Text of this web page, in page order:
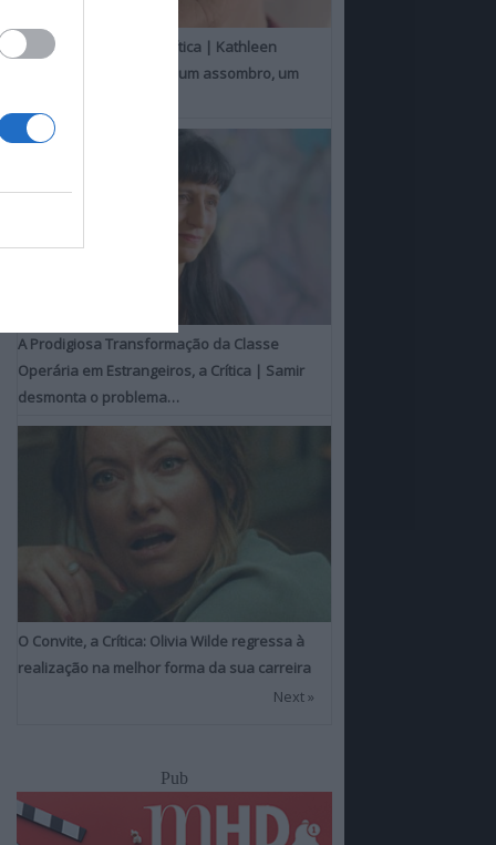
Um Toque Familiar, a Crítica | Kathleen
Chalfant é um espanto, um assombro, um
A Prodigiosa Transformação da Classe
Operária em Estrangeiros, a Crítica | Samir
desmonta o problema…
O Convite, a Crítica: Olivia Wilde regressa à
realização na melhor forma da sua carreira
Next »
Pub